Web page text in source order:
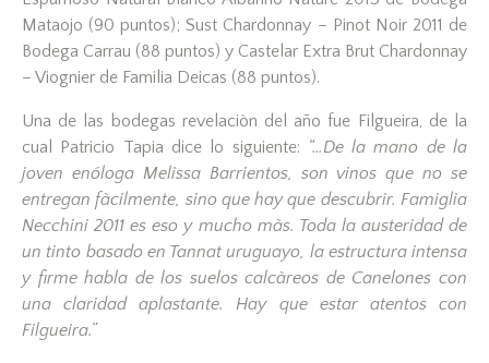
Mataojo (90 puntos); Sust Chardonnay – Pinot Noir 2011 de
Bodega Carrau (88 puntos) y Castelar Extra Brut Chardonnay
– Viognier de Familia Deicas (88 puntos).
Una de las bodegas revelaciòn del año fue Filgueira, de la
cual Patricio Tapia dice lo siguiente: “…De la mano de la
joven enóloga Melissa Barrientos, son vinos que no se
entregan fàcilmente, sino que hay que descubrir. Famiglia
Necchini 2011 es eso y mucho màs. Toda la austeridad de
un tinto basado en Tannat uruguayo, la estructura intensa
y firme habla de los suelos calcàreos de Canelones con
una claridad aplastante. Hay que estar atentos con
Filgueira.”